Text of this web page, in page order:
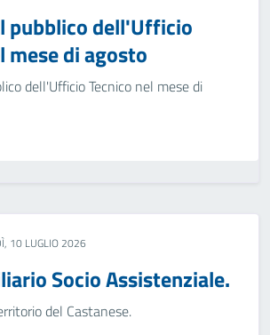
pubblico dell'Ufficio
mese di agosto
dell'Ufficio Tecnico nel mese di
10 LUGLIO 2026
Socio Assistenziale.
del Castanese.